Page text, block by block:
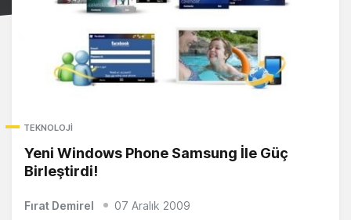
TEKNOLOJI
Yeni Windows Phone Samsung İle Güç
Birleştirdi!
Fırat Demirel 07 Aralık 2009